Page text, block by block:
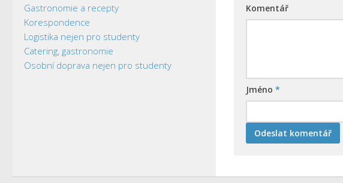
Komentář
Jméno *
Gastronomie a recepty
Korespondence
Logistika nejen pro studenty
Catering, gastronomie
Osobní doprava nejen pro studenty